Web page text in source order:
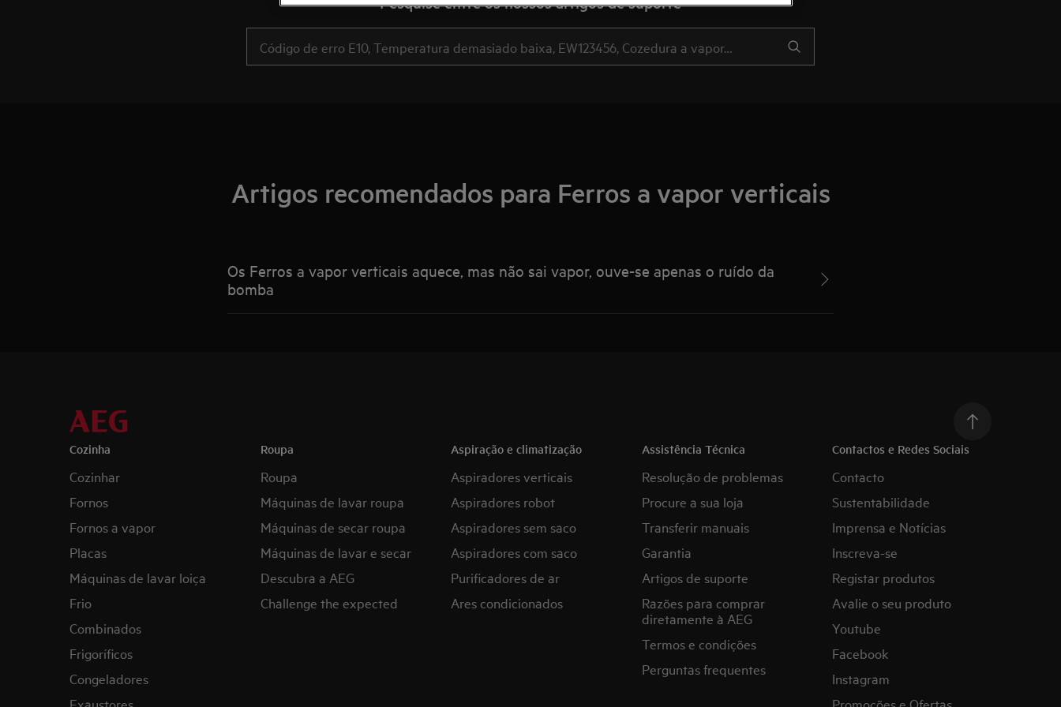
Artigos recomendados para Ferros a vapor verticais
Os Ferros a vapor verticais aquece, mas não sai vapor, ouve-se apenas o ruído da
bomba
Cozinha
Cozinhar
Fornos
Fornos a vapor
Placas
Máquinas de lavar loiça
Frio
Combinados
Frigoríficos
Congeladores
Roupa
Roupa
Máquinas de lavar roupa
Máquinas de secar roupa
Máquinas de lavar e secar
Descubra a AEG
Challenge the expected
Aspiração e climatização
Aspiradores verticais
Aspiradores robot
Aspiradores sem saco
Aspiradores com saco
Purificadores de ar
Ares condicionados
Assistência Técnica
Resolução de problemas
Procure a sua loja
Transferir manuais
Garantia
Artigos de suporte
Razões para comprar
diretamente à AEG
Termos e condições
Perguntas frequentes
Contactos e Redes Sociais
Contacto
Sustentabilidade
Imprensa e Notícias
Inscreva-se
Registar produtos
Avalie o seu produto
Youtube
Facebook
Instagram